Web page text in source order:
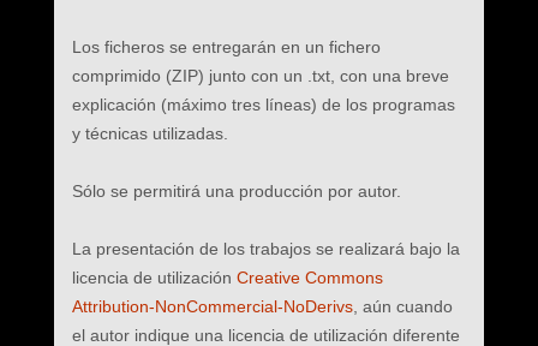
Los ficheros se entregarán en un fichero
comprimido (ZIP) junto con un .txt, con una breve
explicación (máximo tres líneas) de los programas
y técnicas utilizadas.
Sólo se permitirá una producción por autor.
La presentación de los trabajos se realizará bajo la
licencia de utilización Creative Commons
Attribution-NonCommercial-NoDerivs, aún cuando
el autor indique una licencia de utilización diferente